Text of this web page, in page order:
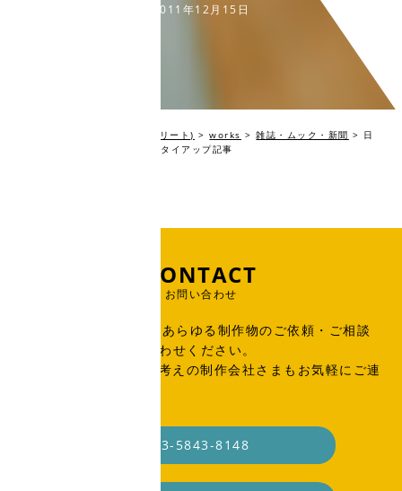
2011年12月15日
編集プロダクション Fleet(フリート) >works >雑誌・ムック・新聞 > 日
経BP社 『日経おとなのOFF』タイアップ記事
CONTACT
お問い合わせ
出版物、広告、WEB、あらゆる制作物のご依頼・ご相談
はこちらからお問い合わせください。
SOHO・業務委託をお考えの制作会社さまもお気軽にご連
03-5843-8148